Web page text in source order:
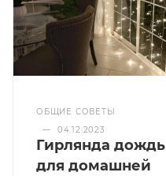
ОБЩИЕ СОВЕТЫ
—
04.12.2023
Гирлянда дождь
для домашней